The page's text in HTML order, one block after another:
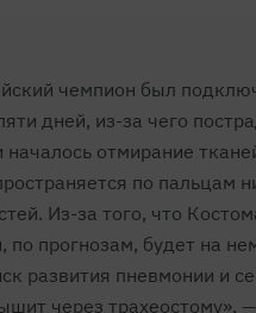
чемпион был
дней, из-за чего
началось отмирание
по пальцам
Из-за того, что
по прогнозам, будет на
развития пневмонии и
через трахеостому»,